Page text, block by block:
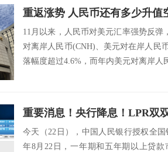
重返涨势 人民币还有多少升值
11月以来，人民币对美元汇率强势反弹
对离岸人民币(CNH)、美元对在岸人民
落幅度超过4.6%，而年内美元对离岸人
今天（22日），中国人民银行授权全
年8月22日，一年期和五年期以上贷